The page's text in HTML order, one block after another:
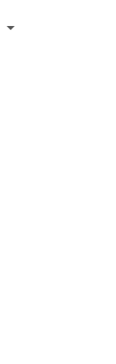
Ersatzteile-Shop